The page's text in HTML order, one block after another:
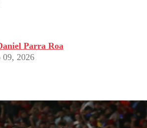
Chilena
Internacional
de Chile
en medios
Parra Roa
09, 2026